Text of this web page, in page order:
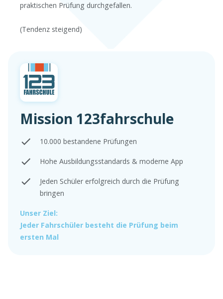
praktischen Prüfung durchgefallen.
(Tendenz steigend)
Mission 123fahrschule
10.000 bestandene Prüfungen
Hohe Ausbildungsstandards & moderne App
Jeden Schüler erfolgreich durch die Prüfung
bringen
Unser Ziel:
Jeder Fahrschüler besteht die Prüfung beim
ersten Mal